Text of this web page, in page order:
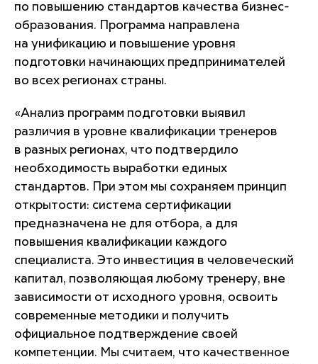
по повышению стандартов качества бизнес-
образования. Программа направлена
на унификацию и повышение уровня
подготовки начинающих предпринимателей
во всех регионах страны.
«Анализ программ подготовки выявил
различия в уровне квалификации тренеров
в разных регионах, что подтвердило
необходимость выработки единых
стандартов. При этом мы сохраняем принцип
открытости: система сертификации
предназначена не для отбора, а для
повышения квалификации каждого
специалиста. Это инвестиция в человеческий
капитал, позволяющая любому тренеру, вне
зависимости от исходного уровня, освоить
современные методики и получить
официальное подтверждение своей
компетенции. Мы считаем, что качественное